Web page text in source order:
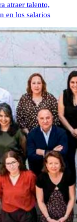
atraer talento,
en los salarios